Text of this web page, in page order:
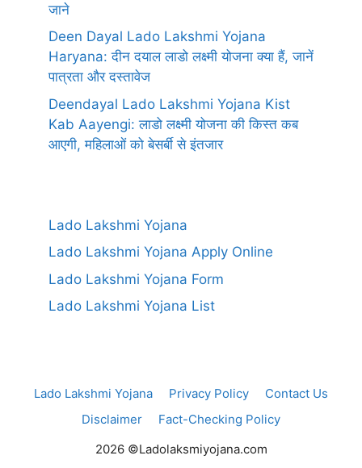
जाने
Deen Dayal Lado Lakshmi Yojana
Haryana: दीन दयाल लाडो लक्ष्मी योजना क्या हैं, जानें
पात्रता और दस्तावेज
Deendayal Lado Lakshmi Yojana Kist
Kab Aayengi: लाडो लक्ष्मी योजना की किस्त कब
आएगी, महिलाओं को बेसर्बी से इंतजार
Lado Lakshmi Yojana
Lado Lakshmi Yojana Apply Online
Lado Lakshmi Yojana Form
Lado Lakshmi Yojana List
Lado Lakshmi Yojana Privacy Policy
Contact Us
Disclaimer
Fact-Checking Policy
2026 ©Ladolaksmiyojana.com